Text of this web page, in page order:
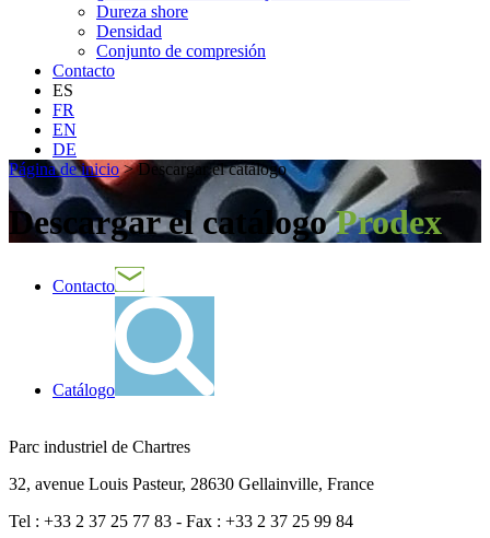
Dureza shore
Densidad
Conjunto de compresión
Contacto
ES
FR
EN
DE
Página de inicio>Descargar el catálogo
Descargar el catálogoProdex
Contacto
Catálogo
Parc industriel de Chartres
32, avenue Louis Pasteur, 28630 Gellainville, France
Tel : +33 2 37 25 77 83 - Fax : +33 2 37 25 99 84